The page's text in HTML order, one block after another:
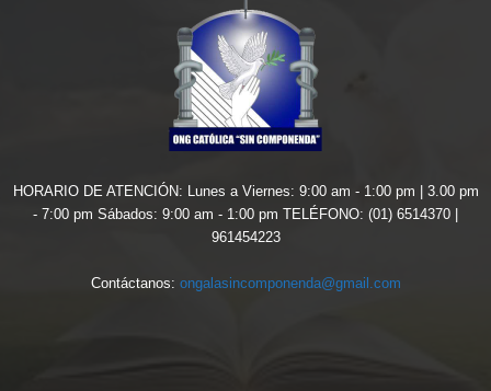
HORARIO DE ATENCIÓN: Lunes a Viernes: 9:00 am - 1:00 pm | 3.00 pm
- 7:00 pm Sábados: 9:00 am - 1:00 pm TELÉFONO: (01) 6514370 |
961454223
Contáctanos: ongalasincomponenda@gmail.com